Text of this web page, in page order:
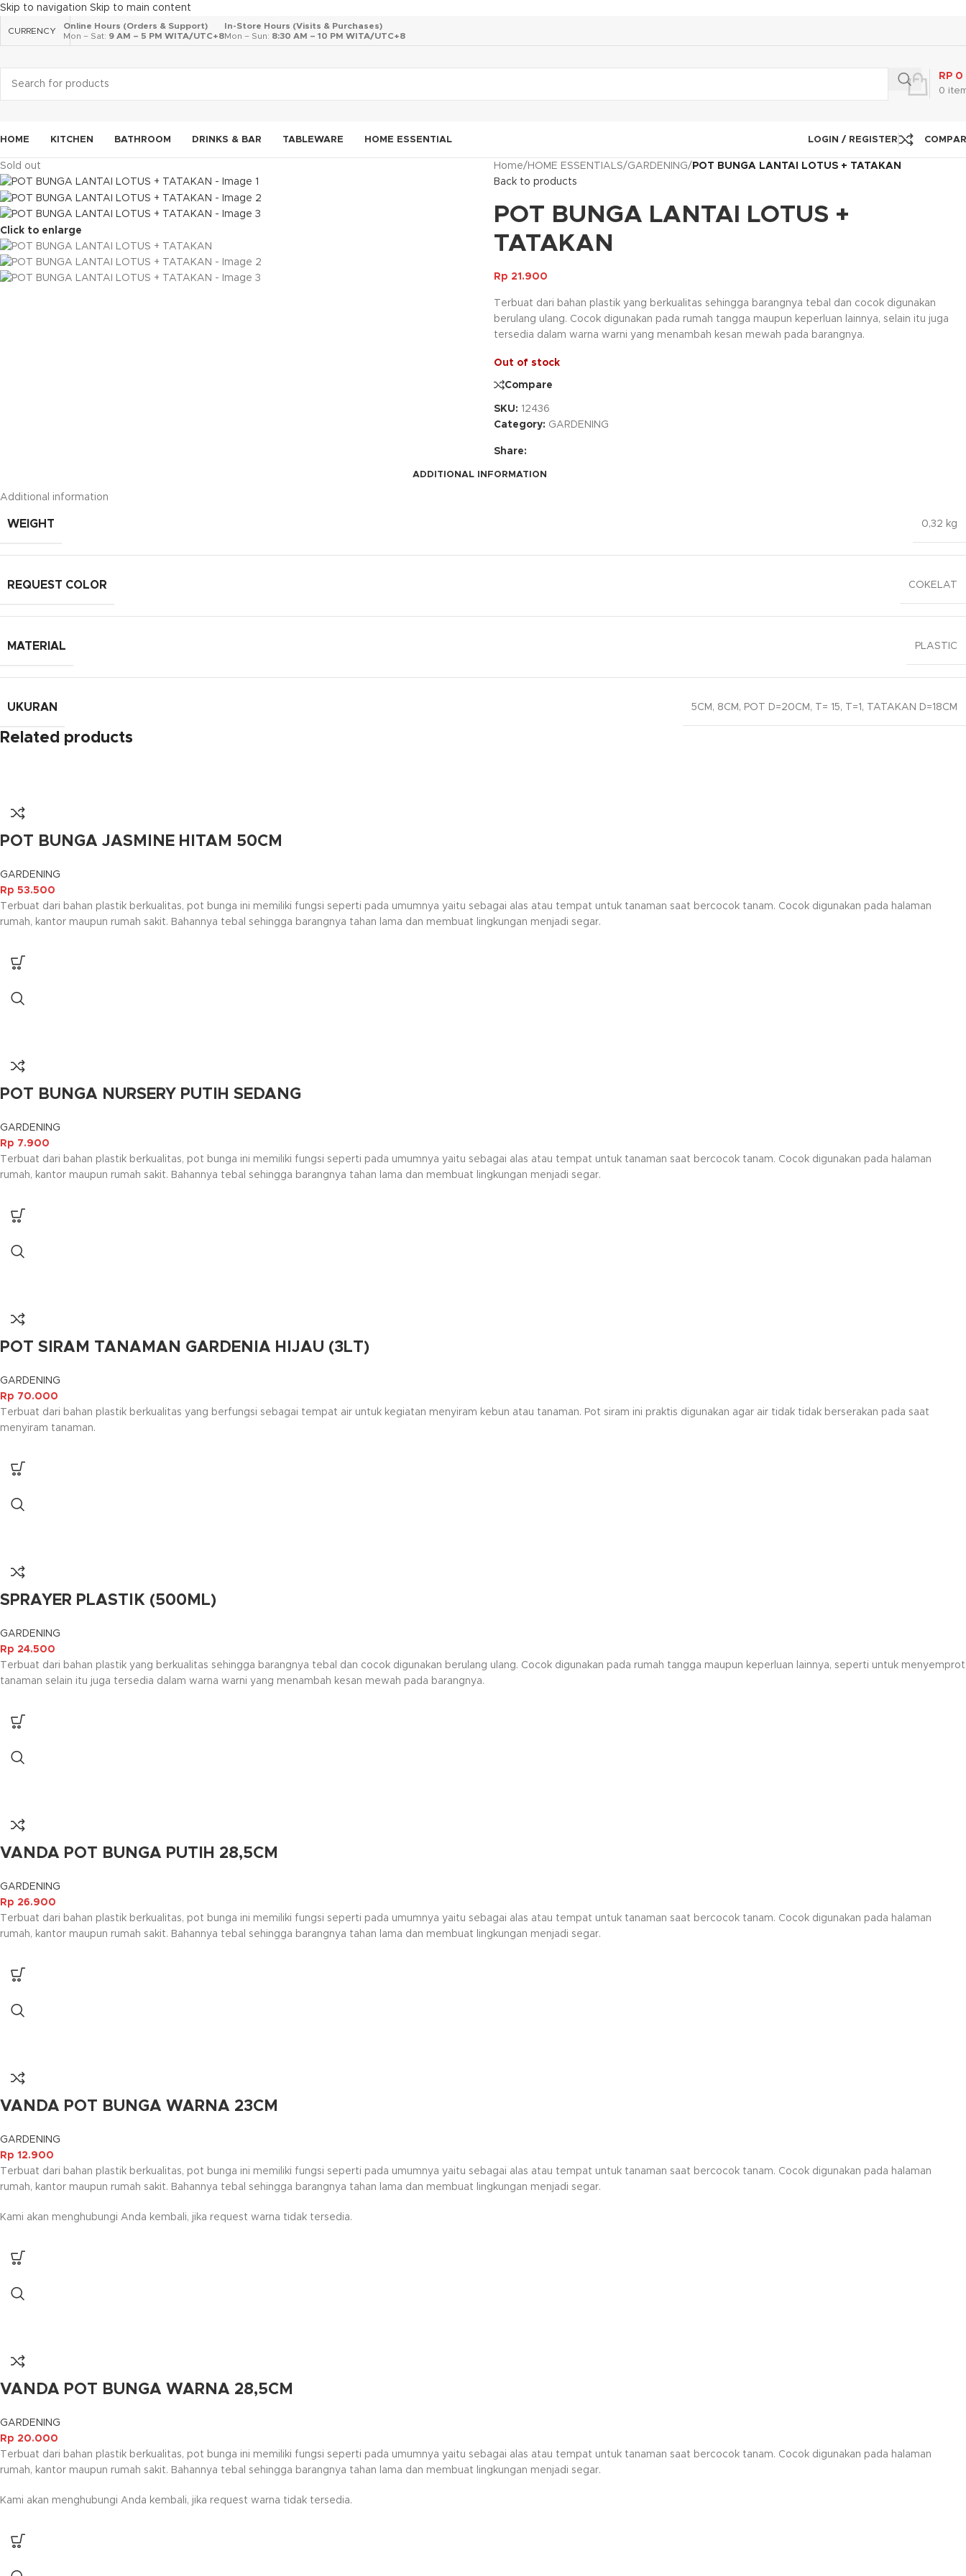
Skip to navigation Skip to main content
CURRENCY
Online Hours (Orders & Support)
Mon – Sat: 9 AM – 5 PM WITA/UTC+8
In-Store Hours (Visits & Purchases)
Mon – Sun: 8:30 AM – 10 PM WITA/UTC+8
0
RP 0
HOME KITCHEN BATHROOM DRINKS & BAR TABLEWARE HOME ESSENTIAL LOGIN / REGISTER
Sold out
Click to enlarge
Home/ HOME ESSENTIALS/GARDENING/ POT BUNGA LANTAI LOTUS + TATAKAN
Back to products
POT BUNGA LANTAI LOTUS +
TATAKAN
Rp 21.900
Terbuat dari bahan plastik yang berkualitas sehingga barangnya tebal dan cocok digunakan
berulang ulang. Cocok digunakan pada rumah tangga maupun keperluan lainnya, selain itu juga
tersedia dalam warna warni yang menambah kesan mewah pada barangnya.
Out of stock
Compare
SKU: 12436
Category: GARDENING
Share:
ADDITIONAL INFORMATION
Additional information
WEIGHT 0,32 kg
REQUEST COLOR COKELAT
MATERIAL PLASTIC
UKURAN 5CM , 8CM , POT D=20CM , T= 15, T=1 , TATAKAN D=18CM
Related products
POT BUNGA JASMINE HITAM 50CM
GARDENING
Rp 53.500
Terbuat dari bahan plastik berkualitas, pot bunga ini memiliki fungsi seperti pada umumnya yaitu sebagai alas atau tempat untuk tanaman saat bercocok tanam. Cocok digunakan pada halaman
rumah, kantor maupun rumah sakit. Bahannya tebal sehingga barangnya tahan lama dan membuat lingkungan menjadi segar.
POT BUNGA NURSERY PUTIH SEDANG
GARDENING
Rp 7.900
Terbuat dari bahan plastik berkualitas, pot bunga ini memiliki fungsi seperti pada umumnya yaitu sebagai alas atau tempat untuk tanaman saat bercocok tanam. Cocok digunakan pada halaman
rumah, kantor maupun rumah sakit. Bahannya tebal sehingga barangnya tahan lama dan membuat lingkungan menjadi segar.
POT SIRAM TANAMAN GARDENIA HIJAU (3LT)
GARDENING
Rp 70.000
Terbuat dari bahan plastik berkualitas yang berfungsi sebagai tempat air untuk kegiatan menyiram kebun atau tanaman. Pot siram ini praktis digunakan agar air tidak tidak berserakan pada saat
menyiram tanaman.
SPRAYER PLASTIK (500ML)
GARDENING
Rp 24.500
Terbuat dari bahan plastik yang berkualitas sehingga barangnya tebal dan cocok digunakan berulang ulang. Cocok digunakan pada rumah tangga maupun keperluan lainnya, seperti untuk menyemprot
tanaman selain itu juga tersedia dalam warna warni yang menambah kesan mewah pada barangnya.
VANDA POT BUNGA PUTIH 28,5CM
GARDENING
Rp 26.900
Terbuat dari bahan plastik berkualitas, pot bunga ini memiliki fungsi seperti pada umumnya yaitu sebagai alas atau tempat untuk tanaman saat bercocok tanam. Cocok digunakan pada halaman
rumah, kantor maupun rumah sakit. Bahannya tebal sehingga barangnya tahan lama dan membuat lingkungan menjadi segar.
VANDA POT BUNGA WARNA 23CM
GARDENING
Rp 12.900
Terbuat dari bahan plastik berkualitas, pot bunga ini memiliki fungsi seperti pada umumnya yaitu sebagai alas atau tempat untuk tanaman saat bercocok tanam. Cocok digunakan pada halaman
rumah, kantor maupun rumah sakit. Bahannya tebal sehingga barangnya tahan lama dan membuat lingkungan menjadi segar.
Kami akan menghubungi Anda kembali, jika request warna tidak tersedia.
VANDA POT BUNGA WARNA 28,5CM
GARDENING
Rp 20.000
Terbuat dari bahan plastik berkualitas, pot bunga ini memiliki fungsi seperti pada umumnya yaitu sebagai alas atau tempat untuk tanaman saat bercocok tanam. Cocok digunakan pada halaman
rumah, kantor maupun rumah sakit. Bahannya tebal sehingga barangnya tahan lama dan membuat lingkungan menjadi segar.
Kami akan menghubungi Anda kembali, jika request warna tidak tersedia.